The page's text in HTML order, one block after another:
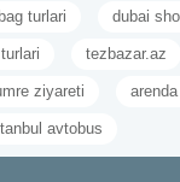
turlari dubai
tezbazar.az
ziyareti
avtobus